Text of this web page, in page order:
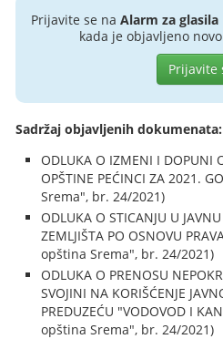
Prijavite se na Alarm za glasila
kada je objavljeno
Prijavite
Sadržaj objavljenih dokumenata:
ODLUKA O IZMENI I DOPUNI
OPŠTINE PEĆINCI ZA 2021.
Srema", br. 24/2021)
ODLUKA O STICANJU U
ZEMLJIŠTA PO OSNOVU
opština Srema", br. 24/2021)
ODLUKA O PRENOSU
SVOJINI NA KORIŠĆENJE
PREDUZEĆU "VODOVOD I
opština Srema", br. 24/2021)